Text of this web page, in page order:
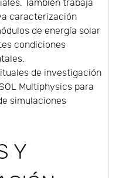
También trabaja
caracterización
de energía solar
condiciones
de investigación
Multiphysics para
simulaciones
Y